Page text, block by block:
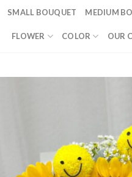
SMALL BOUQUET MEDIUM
FLOWER COLOR OUR